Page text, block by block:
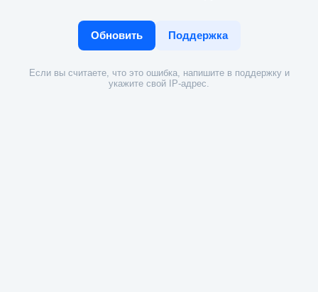
Обновить Поддержка
Если вы считаете, что это ошибка, напишите в поддержку и
укажите свой IP-адрес.